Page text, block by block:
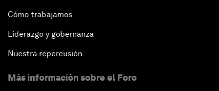
Cómo trabajamos
Liderazgo y gobernanza
Nuestra repercusión
Más información sobre el Foro